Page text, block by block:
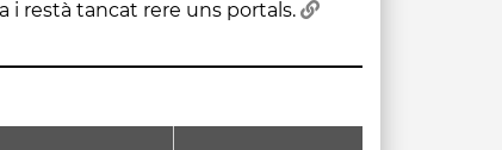
i restà tancat rere uns portals.